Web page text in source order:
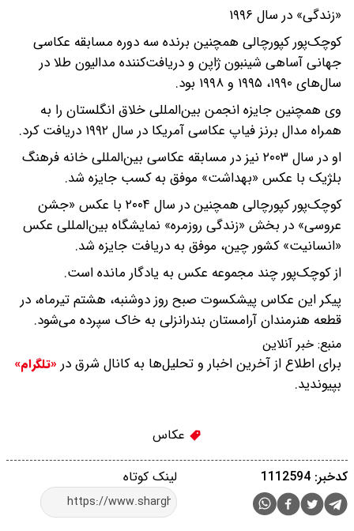
«زندگی» در سال ۱۹۹۶
کوچک‌پور کپورچالی همچنین برنده سه دوره مسابقه عکاسی
جهانی آساهی شینبون ژاپن و دریافت‌کننده مدالیون طلا در
سال‌های ۱۹۹۰، ۱۹۹۵ و ۱۹۹۸ بود.
وی همچنین جایزه انجمن بین‌المللی خلاق انگلستان را به
همراه مدال برنز فیاپ عکاسی آمریکا در سال ۱۹۹۲ دریافت کرد.
او در سال ۲۰۰۳ نیز در مسابقه عکاسی بین‌المللی خانه فرهنگ
بلژیک با عکس «بهداشت» موفق به کسب جایزه شد.
کوچک‌پور کپورچالی همچنین در سال ۲۰۰۴ با عکس «جشن
عروسی» در بخش «زندگی روزمره» نمایشگاه بین‌المللی عکس
«انسانیت» کشور چین، موفق به دریافت جایزه شد.
از کوچک‌پور چند مجموعه عکس به یادگار مانده است.
پیکر این عکاس پیشکسوت صبح روز دوشنبه، هشتم تیرماه، در
قطعه هنرمندان آرامستان بندرانزلی به خاک سپرده می‌شود.
منبع: خبر آنلاین
برای اطلاع از آخرین اخبار و تحلیل‌ها به کانال شرق در «تلگرام»
بپیوندید.
عکاس
لینک کوتاه کدخبر: 1112594